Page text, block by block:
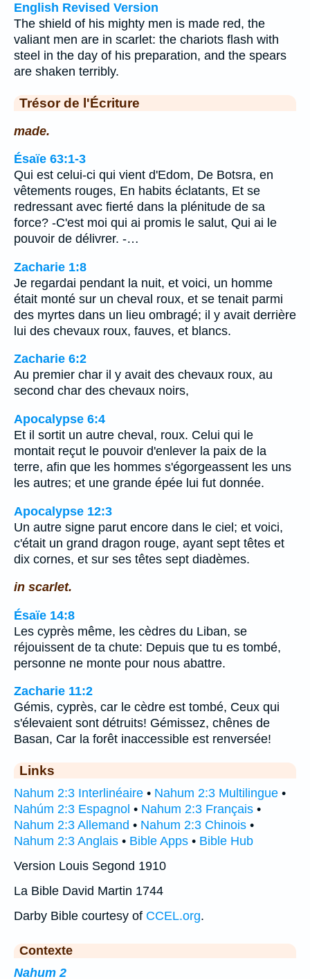
English Revised Version
The shield of his mighty men is made red, the
valiant men are in scarlet: the chariots flash with
steel in the day of his preparation, and the spears
are shaken terribly.
Trésor de l'Écriture
made.
Ésaïe 63:1-3
Qui est celui-ci qui vient d'Edom, De Botsra, en
vêtements rouges, En habits éclatants, Et se
redressant avec fierté dans la plénitude de sa
force? -C'est moi qui ai promis le salut, Qui ai le
pouvoir de délivrer. -…
Zacharie 1:8
Je regardai pendant la nuit, et voici, un homme
était monté sur un cheval roux, et se tenait parmi
des myrtes dans un lieu ombragé; il y avait derrière
lui des chevaux roux, fauves, et blancs.
Zacharie 6:2
Au premier char il y avait des chevaux roux, au
second char des chevaux noirs,
Apocalypse 6:4
Et il sortit un autre cheval, roux. Celui qui le
montait reçut le pouvoir d'enlever la paix de la
terre, afin que les hommes s'égorgeassent les uns
les autres; et une grande épée lui fut donnée.
Apocalypse 12:3
Un autre signe parut encore dans le ciel; et voici,
c'était un grand dragon rouge, ayant sept têtes et
dix cornes, et sur ses têtes sept diadèmes.
in scarlet.
Ésaïe 14:8
Les cyprès même, les cèdres du Liban, se
réjouissent de ta chute: Depuis que tu es tombé,
personne ne monte pour nous abattre.
Zacharie 11:2
Gémis, cyprès, car le cèdre est tombé, Ceux qui
s'élevaient sont détruits! Gémissez, chênes de
Basan, Car la forêt inaccessible est renversée!
Links
Nahum 2:3 Interlinéaire • Nahum 2:3 Multilingue •
Nahúm 2:3 Espagnol • Nahum 2:3 Français •
Nahum 2:3 Allemand • Nahum 2:3 Chinois •
Nahum 2:3 Anglais • Bible Apps • Bible Hub
Version Louis Segond 1910
La Bible David Martin 1744
Darby Bible courtesy of CCEL.org.
Contexte
Nahum 2